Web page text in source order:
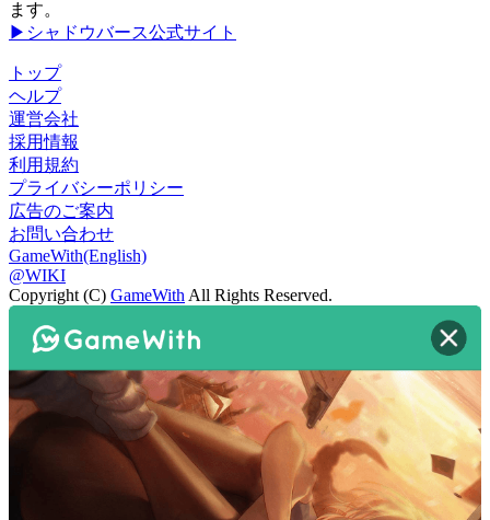
ます。
▶シャドウバース公式サイト
トップ
ヘルプ
運営会社
採用情報
利用規約
プライバシーポリシー
広告のご案内
お問い合わせ
GameWith(English)
@WIKI
Copyright (C) GameWith All Rights Reserved.